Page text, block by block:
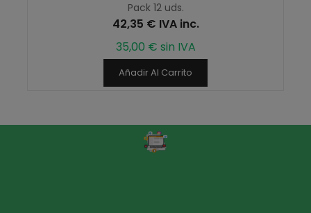
Pack 12 uds.
42,35 € IVA inc.
35,00 € sin IVA
Añadir Al Carrito